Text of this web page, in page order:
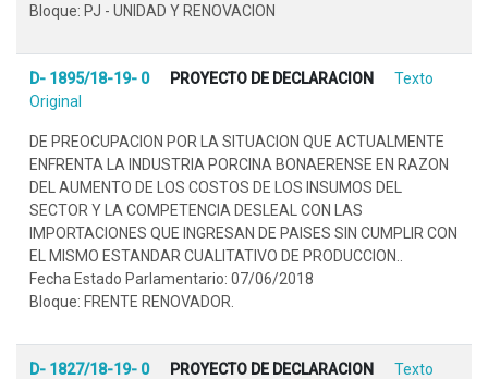
Bloque: PJ - UNIDAD Y RENOVACION
D- 1895/18-19- 0 PROYECTO DE DECLARACION
Texto
Original
DE PREOCUPACION POR LA SITUACION QUE ACTUALMENTE
ENFRENTA LA INDUSTRIA PORCINA BONAERENSE EN RAZON
DEL AUMENTO DE LOS COSTOS DE LOS INSUMOS DEL
SECTOR Y LA COMPETENCIA DESLEAL CON LAS
IMPORTACIONES QUE INGRESAN DE PAISES SIN CUMPLIR CON
EL MISMO ESTANDAR CUALITATIVO DE PRODUCCION..
Fecha Estado Parlamentario: 07/06/2018
Bloque: FRENTE RENOVADOR.
D- 1827/18-19- 0 PROYECTO DE DECLARACION
Texto